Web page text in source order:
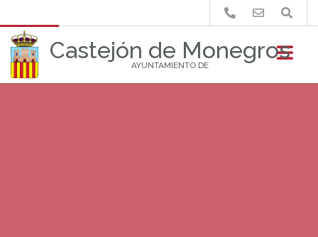
Castejón de Monegros
AYUNTAMIENTO DE
Buscar